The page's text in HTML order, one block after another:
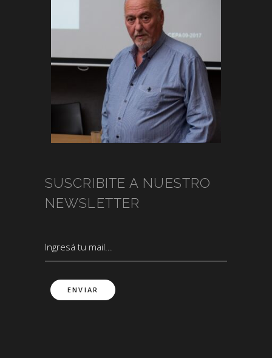
SUSCRIBITE A NUESTRO
NEWSLETTER